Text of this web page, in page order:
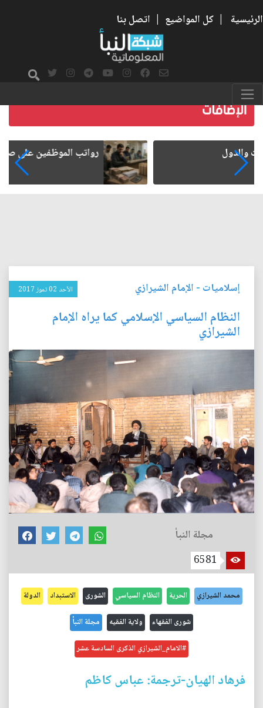
الرئيسية | كل المواضيع | اتصل بنا
رواتب الموظفين على صفيح ساخن
إسلاميات - الإمام الشيرازي الأحد 02 تموز 2017
النظام السياسي الإسلامي كما يراه الإمام
الشيرازي
مجلة النبأ
6581
محمد الشيرازي الحرية النظام السياسي الشورى الاستبداد الدولة
شورى الفقهاء ولاية الفقيه مجلة النبأ
#الامام_الشيرازي الذكرى السادسة عشر
فرهاد الهيان-ترجمة: عباس كاظم